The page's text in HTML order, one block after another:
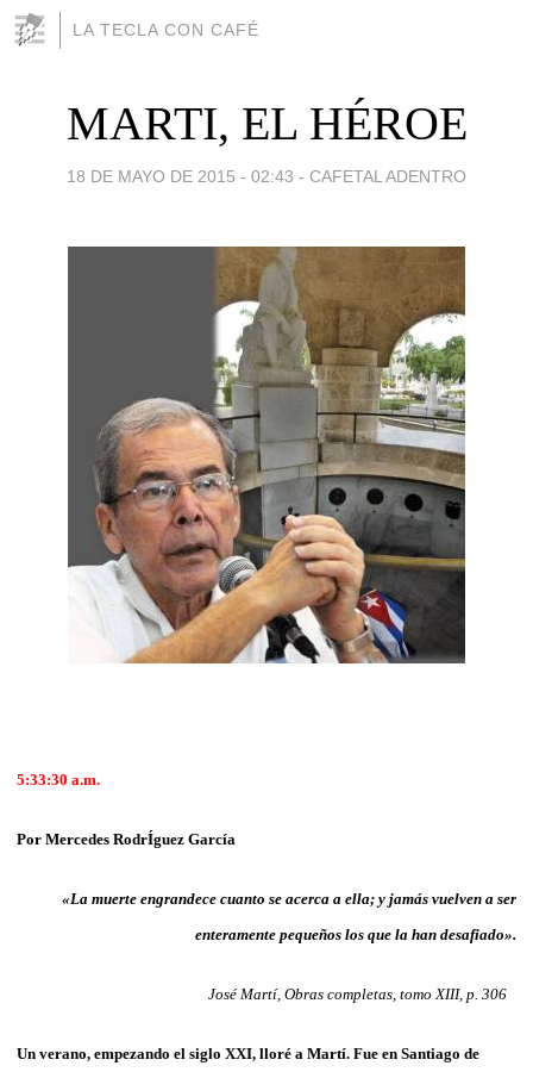
LA TECLA CON CAFÉ
MARTI, EL HÉROE
18 DE MAYO DE 2015 - 02:43 - CAFETAL ADENTRO
5:33:30 a.m.
Por Mercedes RodrÍguez García
«La muerte engrandece cuanto se acerca a ella; y jamás vuelven a ser
enteramente pequeños los que la han desafiado».
José Martí, Obras completas, tomo XIII, p. 306
Un verano, empezando el siglo XXI, lloré a Martí. Fue en Santiago de